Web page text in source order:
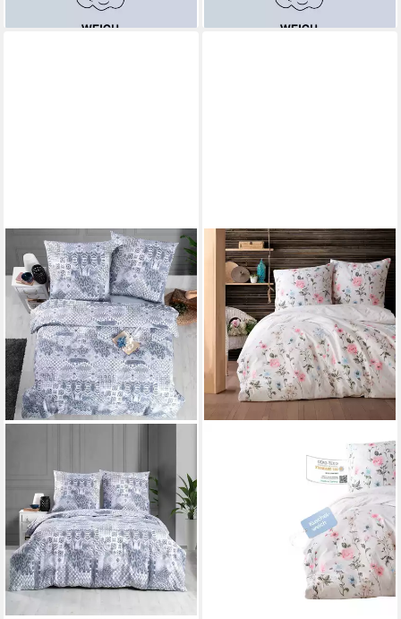
lieferbar - in 2-3 Werktagen bei dir